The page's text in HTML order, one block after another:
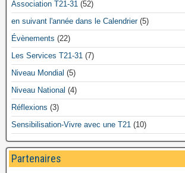
Association T21-31 (52)
en suivant l'année dans le Calendrier(5)
Évènements (22)
Les Services T21-31 (7)
Niveau Mondial (5)
Niveau National (4)
Réflexions (3)
Sensibilisation-Vivre avec une T21 (10)
Partenaires